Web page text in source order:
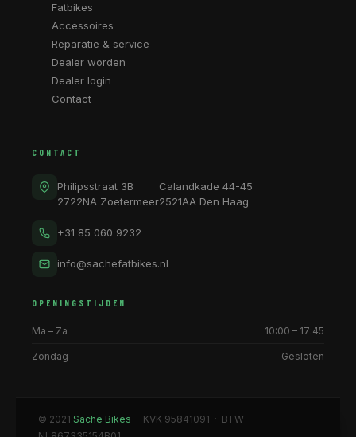
Fatbikes
Accessoires
Reparatie & service
Dealer worden
Dealer login
Contact
CONTACT
Philipsstraat 3B
2722NA Zoetermeer
Calandkade 44-45
2521AA Den Haag
+31 85 060 9232
info@sachefatbikes.nl
OPENINGSTIJDEN
Ma – Za 10:00 – 17:45
Zondag Gesloten
© 2021 Sache Bikes · KVK 95841091 · BTW